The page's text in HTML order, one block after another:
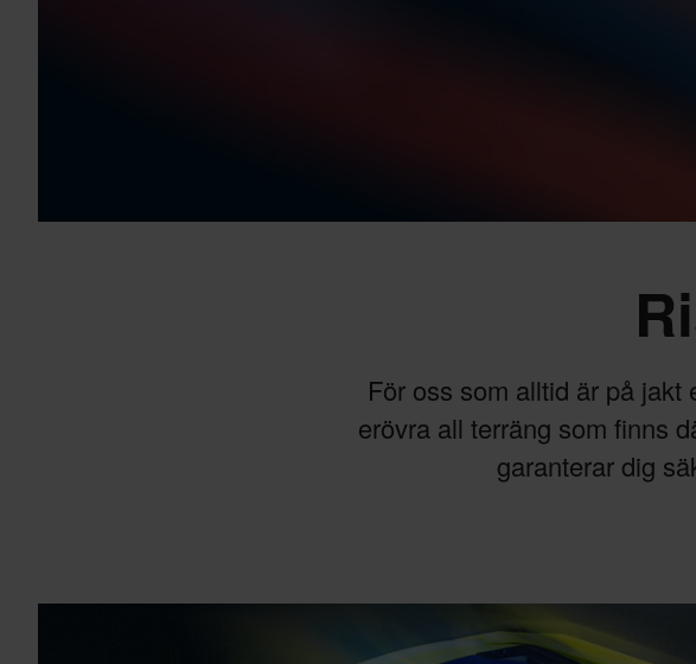
För oss som alltid är på
erövra all terräng som finns
garanterar dig